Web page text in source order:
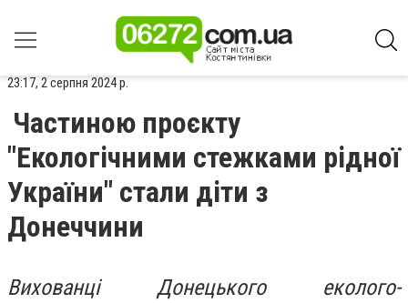
23:17, 2 серпня 2024 р.
Частиною проєкту
"Екологічними стежками рідної
України" стали діти з
Донеччини
Вихованці Донецького еколого-